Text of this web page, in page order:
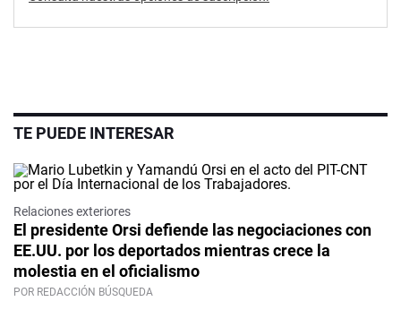
TE PUEDE INTERESAR
Relaciones exteriores
El presidente Orsi defiende las negociaciones con
EE.UU. por los deportados mientras crece la
molestia en el oficialismo
POR REDACCIÓN BÚSQUEDA